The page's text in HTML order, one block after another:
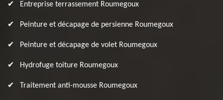
Entreprise terrassement Roumegoux
Peinture et décapage de persienne Roumegoux
Peinture et décapage de volet Roumegoux
Hydrofuge toiture Roumegoux
Traitement anti-mousse Roumegoux